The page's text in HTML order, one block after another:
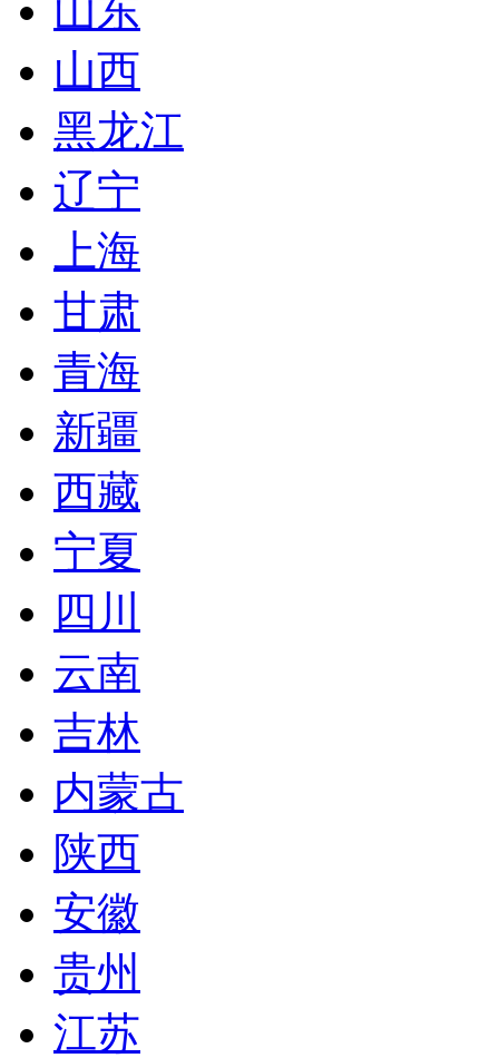
山东
山西
黑龙江
辽宁
上海
甘肃
青海
新疆
西藏
宁夏
四川
云南
吉林
内蒙古
陕西
安徽
贵州
江苏